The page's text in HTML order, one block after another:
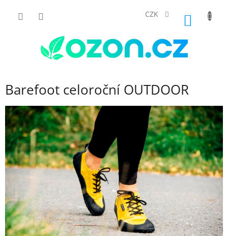
CZK
Barefoot celoroční OUTDOOR